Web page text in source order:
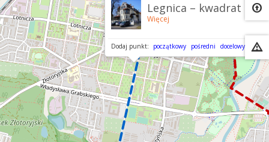
Legnica – kwadrat
Więcej
Dodaj punkt: początkowy pośredni docelowy